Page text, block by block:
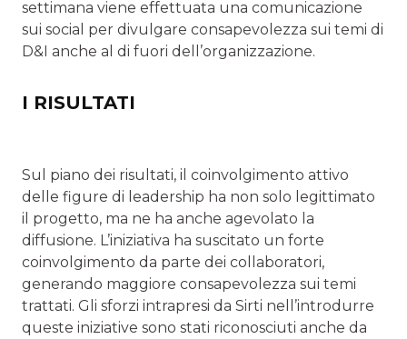
settimana viene effettuata una comunicazione
sui social per divulgare consapevolezza sui temi di
D&I anche al di fuori dell’organizzazione.
I RISULTATI
Sul piano dei risultati, il coinvolgimento attivo
delle figure di leadership ha non solo legittimato
il progetto, ma ne ha anche agevolato la
diffusione. L’iniziativa ha suscitato un forte
coinvolgimento da parte dei collaboratori,
generando maggiore consapevolezza sui temi
trattati. Gli sforzi intrapresi da Sirti nell’introdurre
queste iniziative sono stati riconosciuti anche da